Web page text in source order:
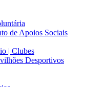
de Apoios Sociais
| Clubes
Desportivos